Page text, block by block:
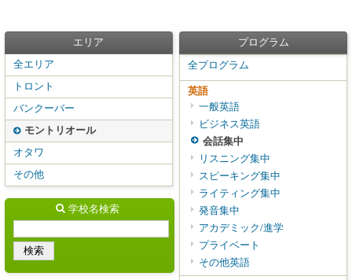
エリア
全エリア
トロント
バンクーバー
モントリオール
オタワ
その他
プログラム
全プログラム
英語
一般英語
ビジネス英語
会話集中
リスニング集中
スピーキング集中
ライティング集中
発音集中
アカデミック/進学
プライベート
その他英語
学校名検索